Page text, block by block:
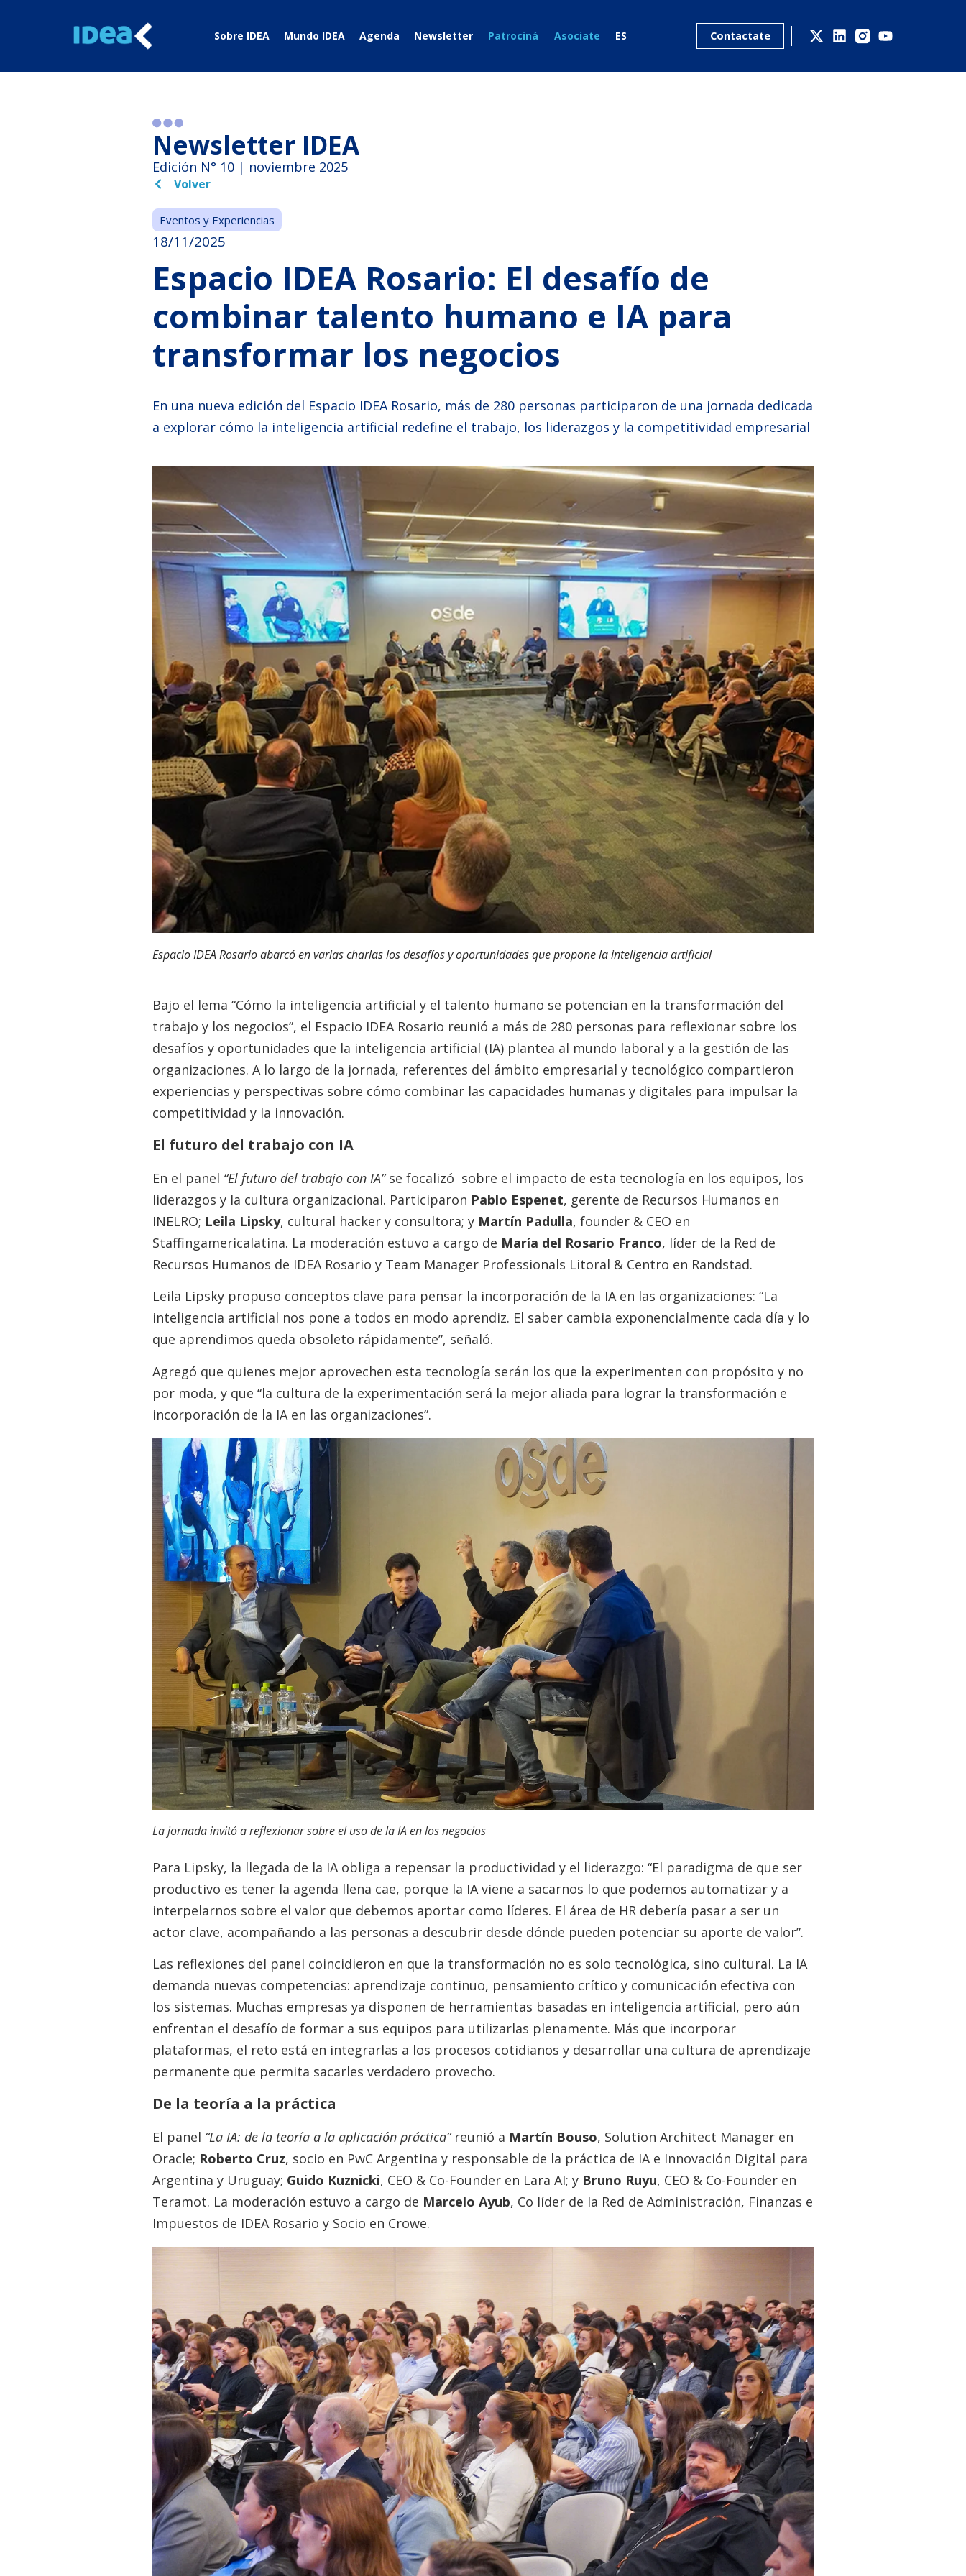
Sobre IDEA Mundo IDEA Agenda Newsletter Patrociná Asociate ES Contactate
Newsletter IDEA
Edición N° 10 | noviembre 2025
Volver
Eventos y Experiencias
18/11/2025
Espacio IDEA Rosario: El desafío de
combinar talento humano e IA para
transformar los negocios
En una nueva edición del Espacio IDEA Rosario, más de 280 personas participaron de una jornada dedicada
a explorar cómo la inteligencia artificial redefine el trabajo, los liderazgos y la competitividad empresarial
Espacio IDEA Rosario abarcó en varias charlas los desafíos y oportunidades que propone la inteligencia artificial
Bajo el lema “Cómo la inteligencia artificial y el talento humano se potencian en la transformación del
trabajo y los negocios”, el Espacio IDEA Rosario reunió a más de 280 personas para reflexionar sobre los
desafíos y oportunidades que la inteligencia artificial (IA) plantea al mundo laboral y a la gestión de las
organizaciones. A lo largo de la jornada, referentes del ámbito empresarial y tecnológico compartieron
experiencias y perspectivas sobre cómo combinar las capacidades humanas y digitales para impulsar la
competitividad y la innovación.
El futuro del trabajo con IA
En el panel “El futuro del trabajo con IA”se focalizó sobre el impacto de esta tecnología en los equipos, los
liderazgos y la cultura organizacional. Participaron Pablo Espenet, gerente de Recursos Humanos en
INELRO; Leila Lipsky, cultural hacker y consultora; y Martín Padulla, founder & CEO en
Staffingamericalatina. La moderación estuvo a cargo de María del Rosario Franco, líder de la Red de
Recursos Humanos de IDEA Rosario y Team Manager Professionals Litoral & Centro en Randstad.
Leila Lipsky propuso conceptos clave para pensar la incorporación de la IA en las organizaciones: “La
inteligencia artificial nos pone a todos en modo aprendiz. El saber cambia exponencialmente cada día y lo
que aprendimos queda obsoleto rápidamente”, señaló.
Agregó que quienes mejor aprovechen esta tecnología serán los que la experimenten con propósito y no
por moda, y que “la cultura de la experimentación será la mejor aliada para lograr la transformación e
incorporación de la IA en las organizaciones”.
La jornada invitó a reflexionar sobre el uso de la IA en los negocios
Para Lipsky, la llegada de la IA obliga a repensar la productividad y el liderazgo: “El paradigma de que ser
productivo es tener la agenda llena cae, porque la IA viene a sacarnos lo que podemos automatizar y a
interpelarnos sobre el valor que debemos aportar como líderes. El área de HR debería pasar a ser un
actor clave, acompañando a las personas a descubrir desde dónde pueden potenciar su aporte de valor”.
Las reflexiones del panel coincidieron en que la transformación no es solo tecnológica, sino cultural. La IA
demanda nuevas competencias: aprendizaje continuo, pensamiento crítico y comunicación efectiva con
los sistemas. Muchas empresas ya disponen de herramientas basadas en inteligencia artificial, pero aún
enfrentan el desafío de formar a sus equipos para utilizarlas plenamente. Más que incorporar
plataformas, el reto está en integrarlas a los procesos cotidianos y desarrollar una cultura de aprendizaje
permanente que permita sacarles verdadero provecho.
De la teoría a la práctica
El panel “La IA: de la teoría a la aplicación práctica”reunió a Martín Bouso, Solution Architect Manager en
Oracle; Roberto Cruz, socio en PwC Argentina y responsable de la práctica de IA e Innovación Digital para
Argentina y Uruguay; Guido Kuznicki, CEO & Co-Founder en Lara AI; y Bruno Ruyu, CEO & Co-Founder en
Teramot. La moderación estuvo a cargo de Marcelo Ayub, Co líder de la Red de Administración, Finanzas e
Impuestos de IDEA Rosario y Socio en Crowe.